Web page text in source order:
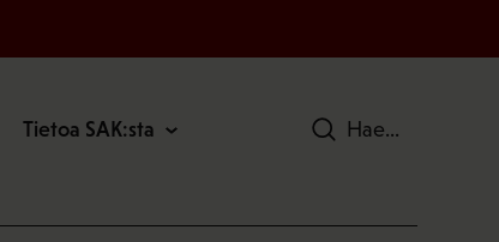
Tietoa SAK:sta Hae